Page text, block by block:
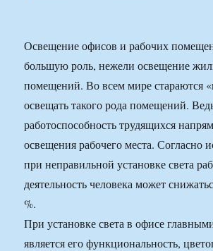
Освещение офисов и рабочих
большую роль, нежели освещение
помещений. Во всем мире стараются
освещать такого рода помещений.
работоспособность трудящихся
освещения рабочего места. Согласно
при неправильной установке света
деятельность человека может
%.
При установке света в офисе
является его функциональность,